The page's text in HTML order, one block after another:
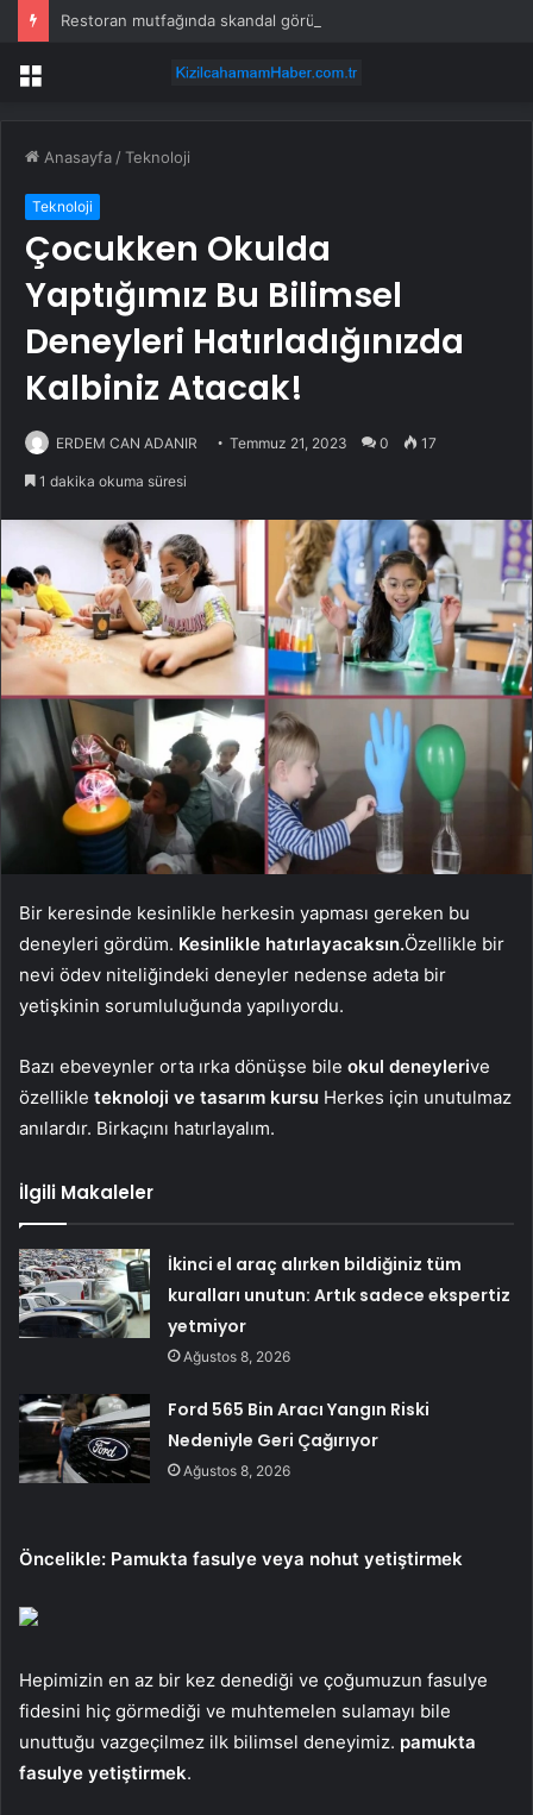
Menü
Anasayfa /Teknoloji
Teknoloji
Çocukken Okulda
Yaptığımız Bu Bilimsel
Deneyleri Hatırladığınızda
Kalbiniz Atacak!
ERDEM CAN ADANIR Temmuz 21, 2023 0 17
1 dakika okuma süresi
Bir keresinde kesinlikle herkesin yapması gereken bu
deneyleri gördüm. Kesinlikle hatırlayacaksın.Özellikle bir
nevi ödev niteliğindeki deneyler nedense adeta bir
yetişkinin sorumluluğunda yapılıyordu.
Bazı ebeveynler orta ırka dönüşse bile okul deneylerive
özellikle teknoloji ve tasarım kursu Herkes için unutulmaz
anılardır. Birkaçını hatırlayalım.
İlgili Makaleler
İkinci el araç alırken bildiğiniz tüm
kuralları unutun: Artık sadece ekspertiz
yetmiyor
Ağustos 8, 2026
Ford 565 Bin Aracı Yangın Riski
Nedeniyle Geri Çağırıyor
Ağustos 8, 2026
Öncelikle: Pamukta fasulye veya nohut yetiştirmek
Hepimizin en az bir kez denediği ve çoğumuzun fasulye
fidesini hiç görmediği ve muhtemelen sulamayı bile
unuttuğu vazgeçilmez ilk bilimsel deneyimiz. pamukta
fasulye yetiştirmek.